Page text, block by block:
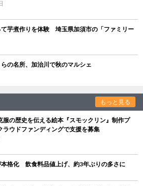
芋煮作りを体験 埼玉県加須市の「ファミリー
の名所、加治川で秋のマルシェ
もっと見る
服の歴史を伝える絵本『スモックリン』制作プ
ウドファンディングで支援を募集
本格化 飲食料品値上げ、約3年ぶりの多さに